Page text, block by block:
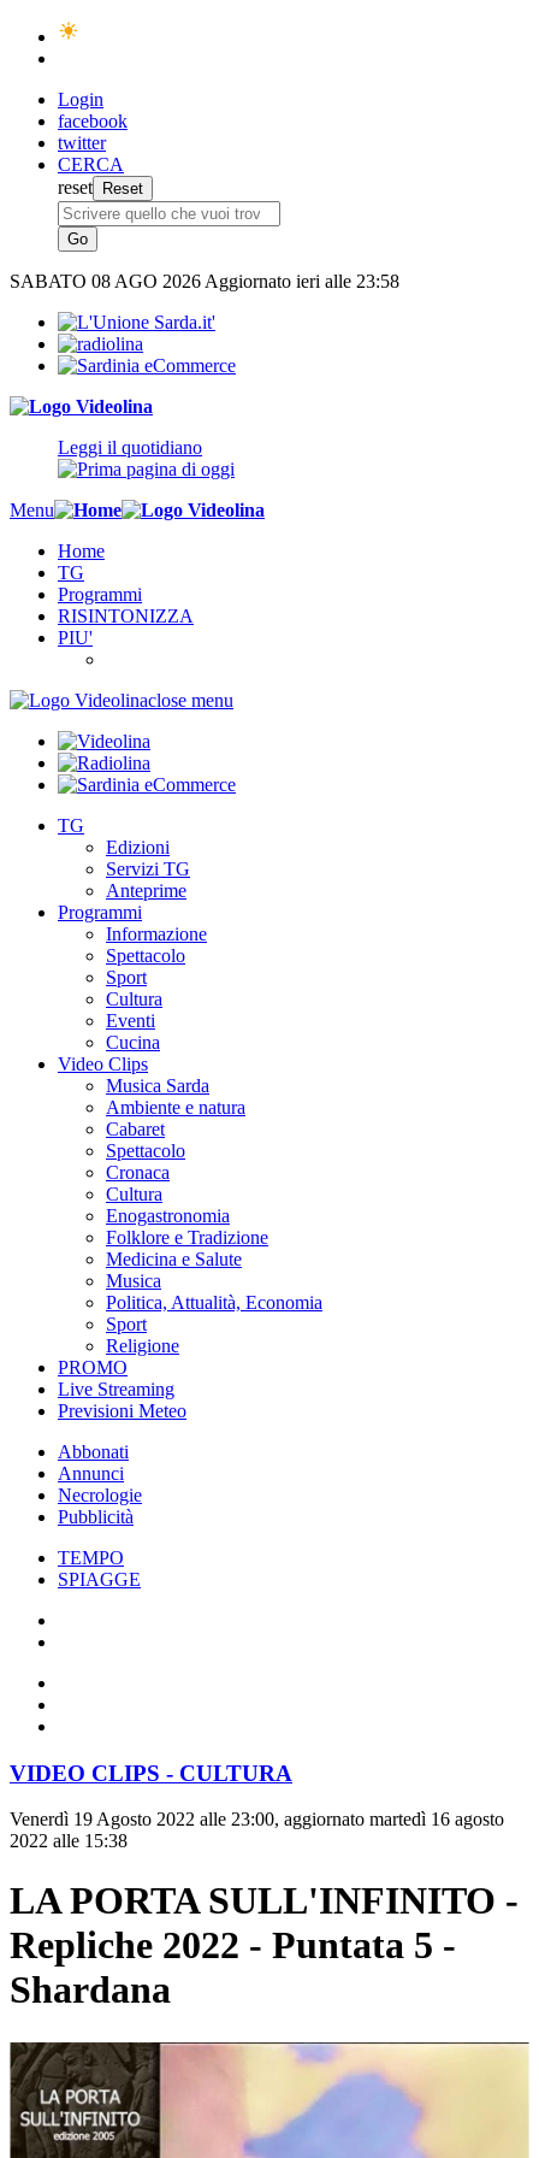
Login
facebook
twitter
CERCA
reset
SABATO 08 AGO 2026 Aggiornato ieri alle 23:58
Leggi il quotidiano
Menu
Home
TG
Programmi
RISINTONIZZA
PIU'
close menu
TG
Edizioni
Servizi TG
Anteprime
Programmi
Informazione
Spettacolo
Sport
Cultura
Eventi
Cucina
Video Clips
Musica Sarda
Ambiente e natura
Cabaret
Spettacolo
Cronaca
Cultura
Enogastronomia
Folklore e Tradizione
Medicina e Salute
Musica
Politica, Attualità, Economia
Sport
Religione
PROMO
Live Streaming
Previsioni Meteo
Abbonati
Annunci
Necrologie
Pubblicità
TEMPO
SPIAGGE
VIDEO CLIPS - CULTURA
Venerdì 19 Agosto 2022 alle 23:00, aggiornato martedì 16 agosto
2022 alle 15:38
LA PORTA SULL'INFINITO -
Repliche 2022 - Puntata 5 -
Shardana